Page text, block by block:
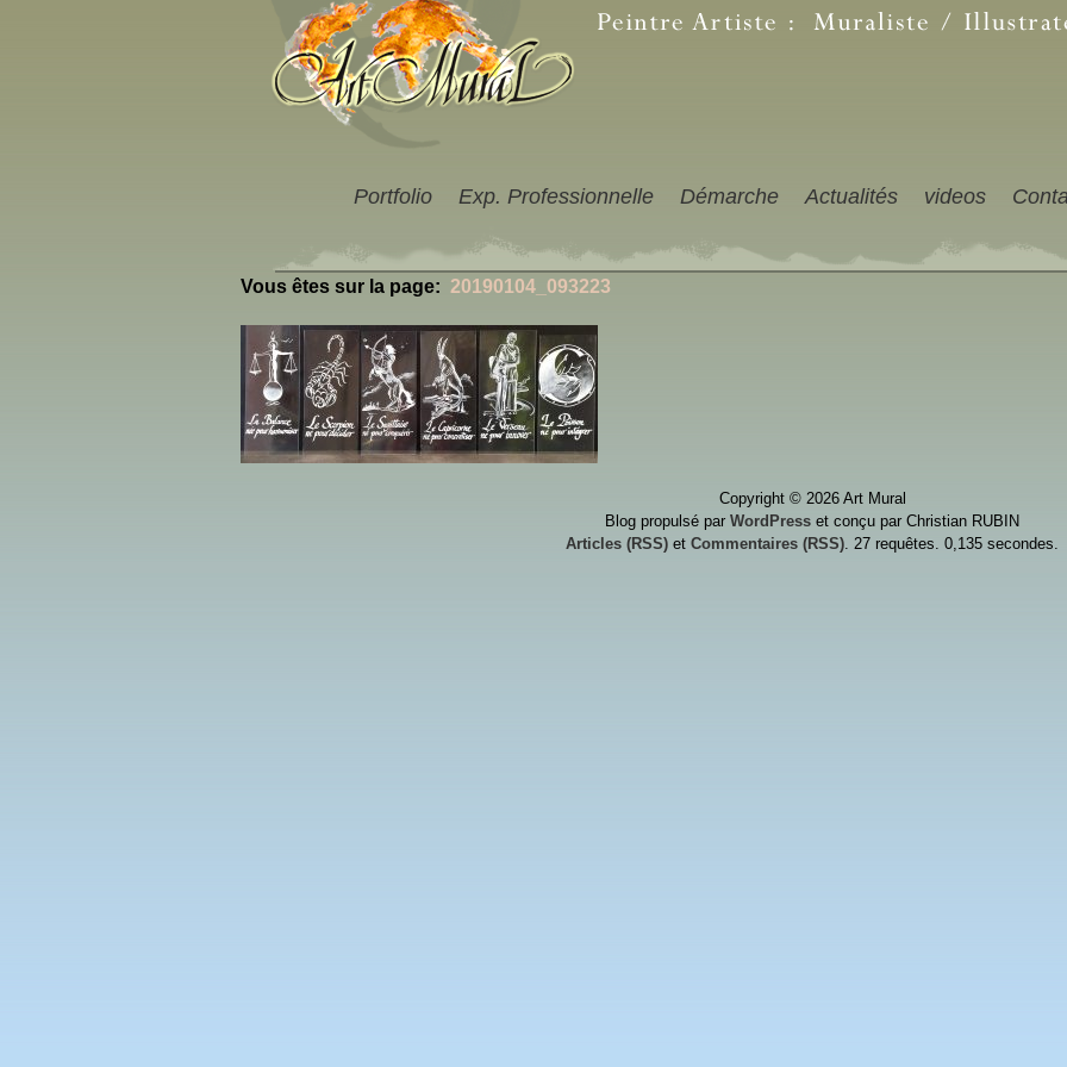
Portfolio Exp. Professionnelle Démarche Actualités videos
Vous êtes sur la page: 20190104_093223
Copyright © 2026 Art Mural
Blog propulsé par WordPress et conçu par Christian RUBIN
Articles (RSS) et Commentaires (RSS). 27 requêtes. 0,135 secondes.